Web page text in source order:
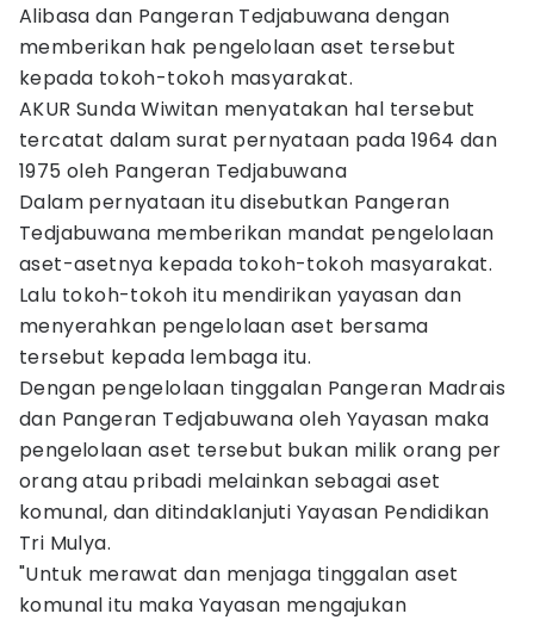
Alibasa dan Pangeran Tedjabuwana dengan
memberikan hak pengelolaan aset tersebut
kepada tokoh-tokoh masyarakat.
AKUR Sunda Wiwitan menyatakan hal tersebut
tercatat dalam surat pernyataan pada 1964 dan
1975 oleh Pangeran Tedjabuwana
Dalam pernyataan itu disebutkan Pangeran
Tedjabuwana memberikan mandat pengelolaan
aset-asetnya kepada tokoh-tokoh masyarakat.
Lalu tokoh-tokoh itu mendirikan yayasan dan
menyerahkan pengelolaan aset bersama
tersebut kepada lembaga itu.
Dengan pengelolaan tinggalan Pangeran Madrais
dan Pangeran Tedjabuwana oleh Yayasan maka
pengelolaan aset tersebut bukan milik orang per
orang atau pribadi melainkan sebagai aset
komunal, dan ditindaklanjuti Yayasan Pendidikan
Tri Mulya.
"Untuk merawat dan menjaga tinggalan aset
komunal itu maka Yayasan mengajukan